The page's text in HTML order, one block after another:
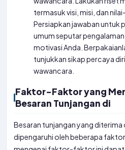
termasuk visi, misi, dan
Persiapkan jawaban untuk
umum seputar
motivasi Anda.
tunjukkan sikap percaya
wawancara.
Faktor-Faktor yang
Besaran Tunjangan di
Besaran tunjangan yang diterima
dipengaruhi oleh beberapa